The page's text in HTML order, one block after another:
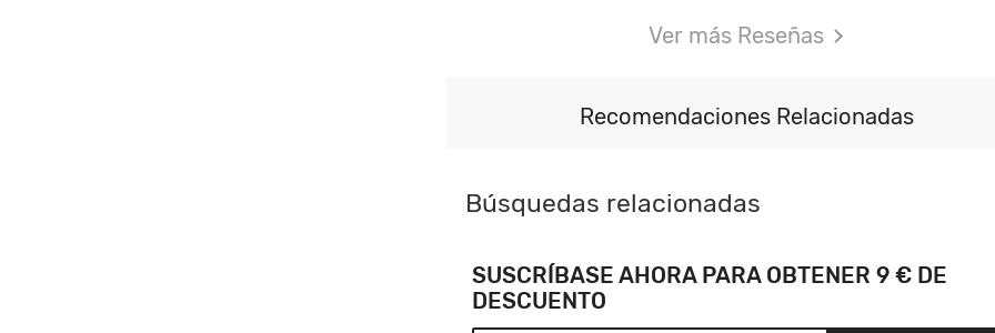
Ver más Reseñas
Recomendaciones Relacionadas
Búsquedas relacionadas
SUSCRÍBASE AHORA PARA OBTENER 9 € DE
DESCUENTO